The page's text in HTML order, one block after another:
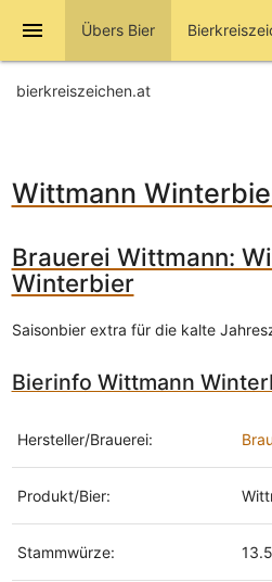
menu Übers Bier
bierkreiszeichen.at
Wittmann
Brauerei Wittmann:
Winterbier
Saisonbier extra für die kalte
Bierinfo Wittmann
Hersteller/Brauerei:
Produkt/Bier:
Stammwürze: